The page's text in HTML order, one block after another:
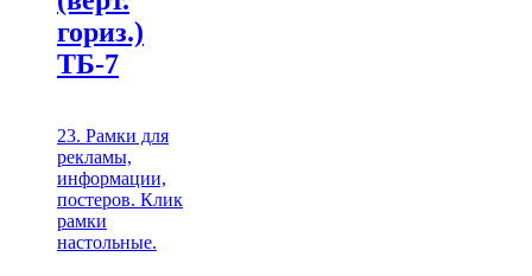
гориз.)
ТБ-7
23. Рамки для
рекламы,
информации,
постеров. Клик
рамки
настольные.